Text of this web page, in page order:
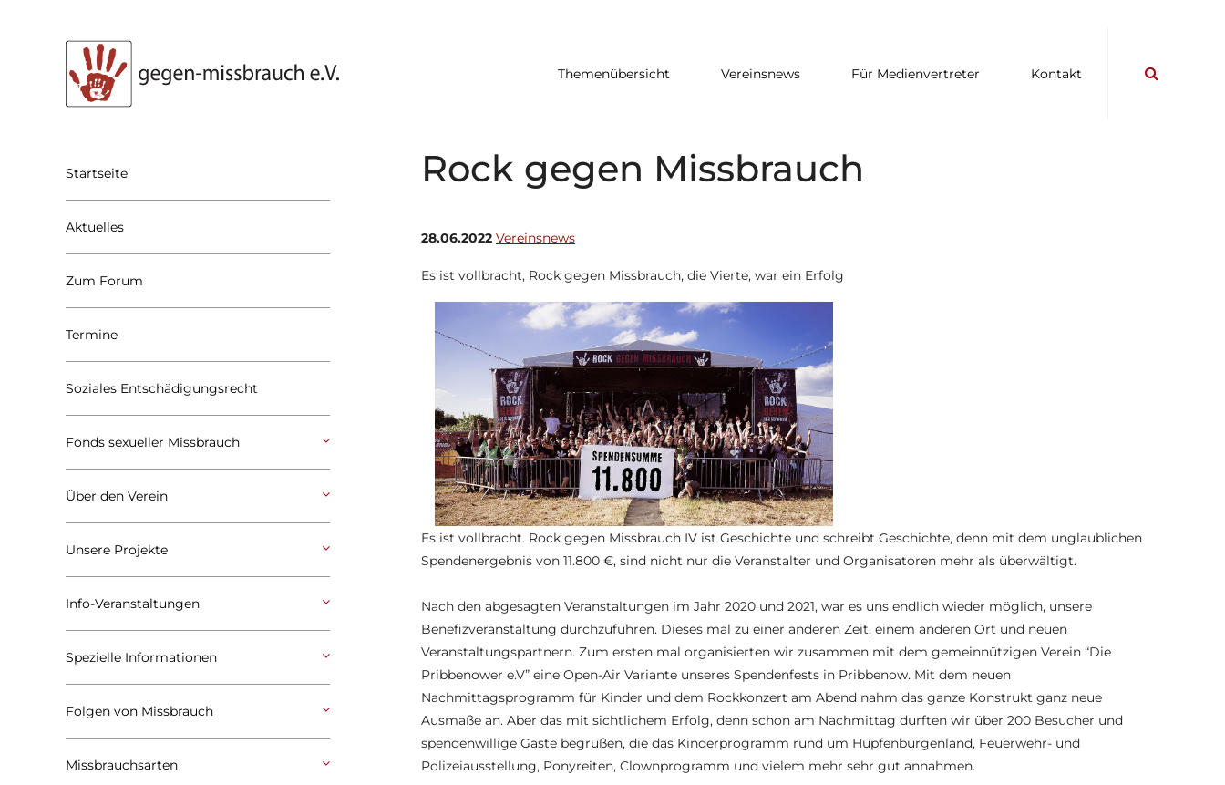
Themenübersicht Vereinsnews Für Medienvertreter Kontakt
Startseite
Aktuelles
Zum Forum
Termine
Soziales Entschädigungsrecht
Fonds sexueller Missbrauch
Über den Verein
Unsere Projekte
Info-Veranstaltungen
Spezielle Informationen
Folgen von Missbrauch
Missbrauchsarten
Rock gegen Missbrauch
28.06.2022 Vereinsnews
Es ist vollbracht, Rock gegen Missbrauch, die Vierte, war ein Erfolg
Es ist vollbracht. Rock gegen Missbrauch IV ist Geschichte und schreibt Geschichte, denn mit dem unglaublichen
Spendenergebnis von 11.800 €, sind nicht nur die Veranstalter und Organisatoren mehr als überwältigt.
Nach den abgesagten Veranstaltungen im Jahr 2020 und 2021, war es uns endlich wieder möglich, unsere
Benefizveranstaltung durchzuführen. Dieses mal zu einer anderen Zeit, einem anderen Ort und neuen
Veranstaltungspartnern. Zum ersten mal organisierten wir zusammen mit dem gemeinnützigen Verein “Die
Pribbenower e.V” eine Open-Air Variante unseres Spendenfests in Pribbenow. Mit dem neuen
Nachmittagsprogramm für Kinder und dem Rockkonzert am Abend nahm das ganze Konstrukt ganz neue
Ausmaße an. Aber das mit sichtlichem Erfolg, denn schon am Nachmittag durften wir über 200 Besucher und
spendenwillige Gäste begrüßen, die das Kinderprogramm rund um Hüpfenburgenland, Feuerwehr- und
Polizeiausstellung, Ponyreiten, Clownprogramm und vielem mehr sehr gut annahmen.